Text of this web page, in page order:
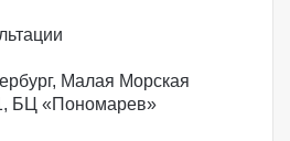
Малая Морская
БЦ «Пономарев»